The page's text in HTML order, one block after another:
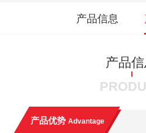
产品信息
产品
产品优势Advantage